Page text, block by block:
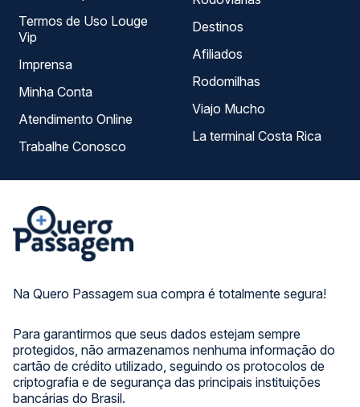
Na Quero Passagem sua compra é totalmente segura!
Para garantirmos que seus dados estejam sempre
protegidos, não armazenamos nenhuma informação do
cartão de crédito utilizado, seguindo os protocolos de
criptografia e de segurança das principais instituições
bancárias do Brasil.
Termos de Uso Louge
Vip
Imprensa
Minha Conta
Atendimento Online
Trabalhe Conosco
Destinos
Afiliados
Rodomilhas
Viajo Mucho
La terminal Costa Rica